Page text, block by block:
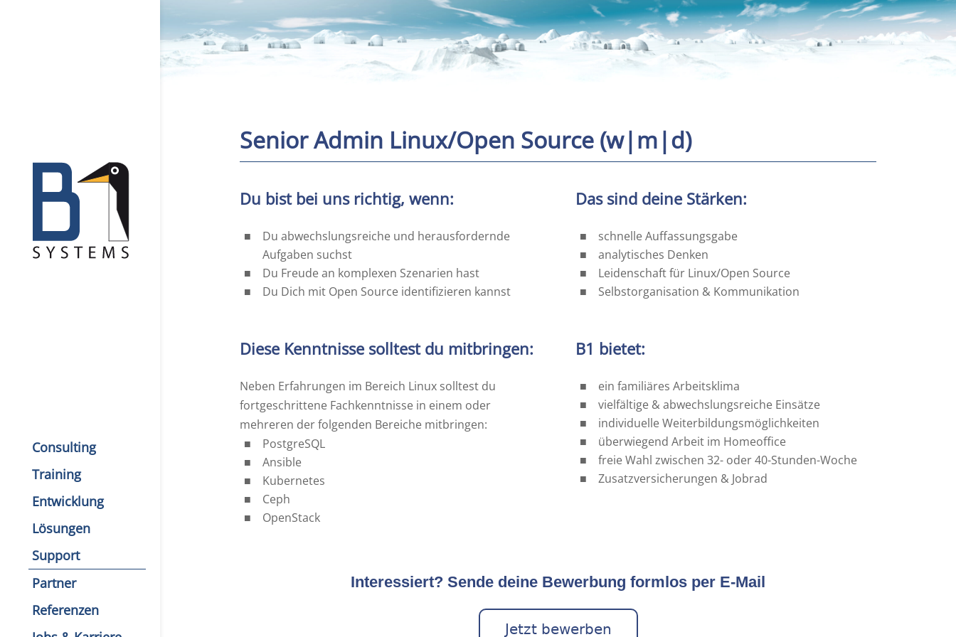
Consulting
Training
Entwicklung
Lösungen
Support
Partner
Referenzen
Senior Admin Linux/Open Source (w|m|d)
Du bist bei uns richtig, wenn:
Du abwechslungsreiche und herausfordernde
Aufgaben suchst
Du Freude an komplexen Szenarien hast
Du Dich mit Open Source identifizieren kannst
Diese Kenntnisse solltest du mitbringen:
Neben Erfahrungen im Bereich Linux solltest du
fortgeschrittene Fachkenntnisse in einem oder
mehreren der folgenden Bereiche mitbringen:
PostgreSQL
Ansible
Kubernetes
Ceph
OpenStack
Das sind deine Stärken:
schnelle Auffassungsgabe
analytisches Denken
Leidenschaft für Linux/Open Source
Selbstorganisation & Kommunikation
B1 bietet:
ein familiäres Arbeitsklima
vielfältige & abwechslungsreiche Einsätze
individuelle Weiterbildungsmöglichkeiten
überwiegend Arbeit im Homeoffice
freie Wahl zwischen 32- oder 40-Stunden-Woche
Zusatzversicherungen & Jobrad
Interessiert? Sende deine Bewerbung formlos per E-Mail
Jetzt bewerben